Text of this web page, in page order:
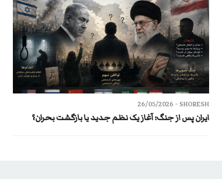
SHORESH -
26/05/2026
ایران پس از جنگ؛ آغاز یک نظم جدید یا بازگشت بحران؟